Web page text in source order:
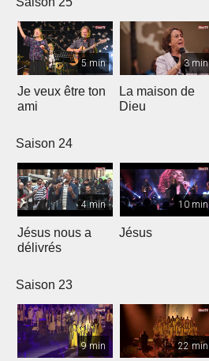
5 min
Je veux être ton
ami
3 min
La maison de
Dieu
Saison 24
4 min
Jésus nous a
délivrés
10 min
Jésus
Saison 23
9 min 22 min